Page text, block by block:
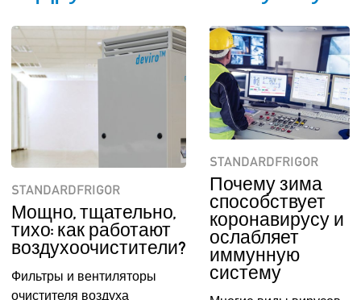
STANDARDFRIGOR
Мощно, тщательно,
тихо: как работают
воздухоочистители?
Фильтры и вентиляторы
очистителя воздуха
STANDARDFRIGOR
Почему зима
способствует
коронавирусу и
ослабляет
иммунную
систему